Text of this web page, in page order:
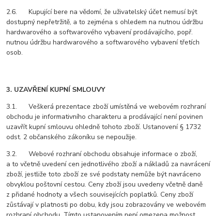
2.6. Kupující bere na vědomí, že uživatelský účet nemusí být
dostupný nepřetržitě, a to zejména s ohledem na nutnou údržbu
hardwarového a softwarového vybavení prodávajícího, popř.
nutnou údržbu hardwarového a softwarového vybavení třetích
osob.
3. UZAVŘENÍ KUPNÍ SMLOUVY
3.1. Veškerá prezentace zboží umístěná ve webovém rozhraní
obchodu je informativního charakteru a prodávající není povinen
uzavřít kupní smlouvu ohledně tohoto zboží. Ustanovení § 1732
odst. 2 občanského zákoníku se nepoužije.
3.2. Webové rozhraní obchodu obsahuje informace o zboží,
a to včetně uvedení cen jednotlivého zboží a nákladů za navrácení
zboží, jestliže toto zboží ze své podstaty nemůže být navráceno
obvyklou poštovní cestou. Ceny zboží jsou uvedeny včetně daně
z přidané hodnoty a všech souvisejících poplatků. Ceny zboží
zůstávají v platnosti po dobu, kdy jsou zobrazovány ve webovém